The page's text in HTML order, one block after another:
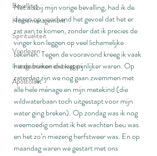
Bevalling
Homemanagement
Spiritualiteit
Voorlezen
Instagrammen en bloggen
Apostolaat
Net als bij mijn vorige bevalling, had ik de
dagen op voorhand het gevoel dat het er
zat aan te komen, zonder dat ik precies de
vinger kon leggen op veel lichamelijke
tekenen. Tegen de vooravond kreeg ik vaak
harde buiken die wat pijnlijker waren. Op
zaterdag zijn we nog gaan zwemmen met
alle hele ménage en mijn metekind (die
wildwaterbaan toch uitgestapt voor mijn
water ging breken). Op zondag was ik nog
weemoedig omdat ik het wachten beu was
en het zo’n miezerig herfstweer was. En op
maandag waren we gestart met ons